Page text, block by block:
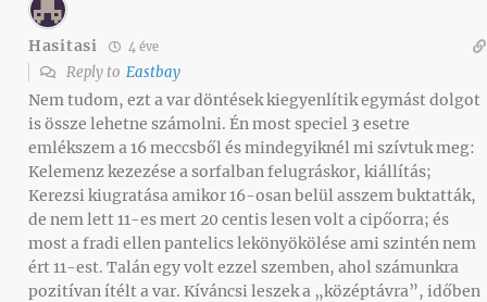
Hasitasi 4 éve
Reply to Eastbay
Nem tudom, ezt a var döntések kiegyenlítik egymást dolgot
is össze lehetne számolni. Én most speciel 3 esetre
emlékszem a 16 meccsből és mindegyiknél mi szívtuk meg:
Kelemenz kezezése a sorfalban felugráskor, kiállítás;
Kerezsi kiugratása amikor 16-osan belül asszem buktatták,
de nem lett 11-es mert 20 centis lesen volt a cipőorra; és
most a fradi ellen pantelics lekönyökölése ami szintén nem
ért 11-est. Talán egy volt ezzel szemben, ahol számunkra
pozitívan ítélt a var. Kíváncsi leszek a „középtávra”, időben